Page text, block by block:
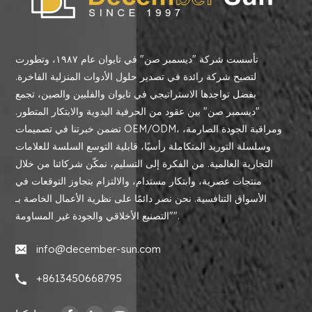
تأسست شركة "ديسمبر صن" في تايوان عام ١٩٨٧، وتطورت
لتصبح شركة رائدة في تصدير حلول الأدوات المنزلية الفاخرة.
بفضل تواجدها الاستراتيجي في تايوان والفلبين والصين، تجمع
"ديسمبر صن" بين عقود من الحرفية اليدوية والابتكار المتطور.
تضمن خبرتنا في تصميمات OEM/ODM، ومراقبة الجودة الصارمة،
وسلسلة التوريد المتكاملة رأسيًا، قابلية التوسع السلسة للعلامات
التجارية العالمية. من الفكرة إلى التسليم، نمكّن شركائنا من خلال
منتجات عصرية، وابتكار مستدام، والالتزام بتجاوز التوقعات في
الأسواق التنافسية. نحن نصر دائمًا على نظرية الأعمال الخاصة بـ
"التصنيع الأخلاقي والجودة غير المساومة".
info@december-sun.com
+8613450668795